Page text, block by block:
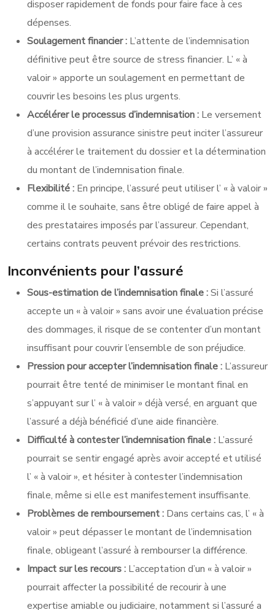
disposer rapidement de fonds pour faire face à ces
dépenses.
Soulagement financier : L’attente de l’indemnisation
définitive peut être source de stress financier. L’ « à
valoir » apporte un soulagement en permettant de
couvrir les besoins les plus urgents.
Accélérer le processus d’indemnisation : Le versement
d’une provision assurance sinistre peut inciter l’assureur
à accélérer le traitement du dossier et la détermination
du montant de l’indemnisation finale.
Flexibilité : En principe, l’assuré peut utiliser l’ « à valoir »
comme il le souhaite, sans être obligé de faire appel à
des prestataires imposés par l’assureur. Cependant,
certains contrats peuvent prévoir des restrictions.
Inconvénients pour l’assuré
Sous-estimation de l’indemnisation finale :Si l’assuré
accepte un « à valoir » sans avoir une évaluation précise
des dommages, il risque de se contenter d’un montant
insuffisant pour couvrir l’ensemble de son préjudice.
Pression pour accepter l’indemnisation finale : L’assureur
pourrait être tenté de minimiser le montant final en
s’appuyant sur l’ « à valoir » déjà versé, en arguant que
l’assuré a déjà bénéficié d’une aide financière.
Difficulté à contester l’indemnisation finale : L’assuré
pourrait se sentir engagé après avoir accepté et utilisé
l’ « à valoir », et hésiter à contester l’indemnisation
finale, même si elle est manifestement insuffisante.
Problèmes de remboursement : Dans certains cas, l’ « à
valoir » peut dépasser le montant de l’indemnisation
finale, obligeant l’assuré à rembourser la différence.
Impact sur les recours : L’acceptation d’un « à valoir »
pourrait affecter la possibilité de recourir à une
expertise amiable ou judiciaire, notamment si l’assuré a